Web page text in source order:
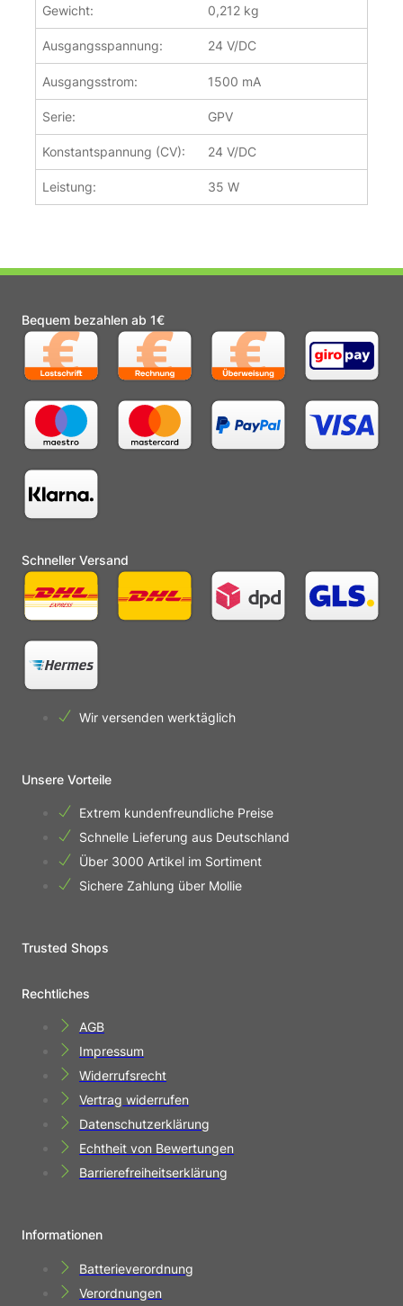
Gewicht: 0,212 kg
Ausgangsspannung: 24 V/DC
Ausgangsstrom: 1500 mA
Serie: GPV
Konstantspannung (CV): 24 V/DC
Leistung: 35 W
Bequem bezahlen ab 1€
Schneller Versand
Wir versenden werktäglich
Unsere Vorteile
Extrem kundenfreundliche Preise
Schnelle Lieferung aus Deutschland
Über 3000 Artikel im Sortiment
Sichere Zahlung über Mollie
Trusted Shops
Rechtliches
AGB
Impressum
Widerrufsrecht
Vertrag widerrufen
Datenschutzerklärung
Echtheit von Bewertungen
Barrierefreiheitserklärung
Informationen
Batterieverordnung
Verordnungen